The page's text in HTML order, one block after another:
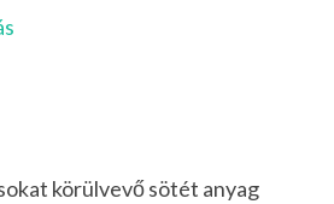
körülvevő sötét anyag